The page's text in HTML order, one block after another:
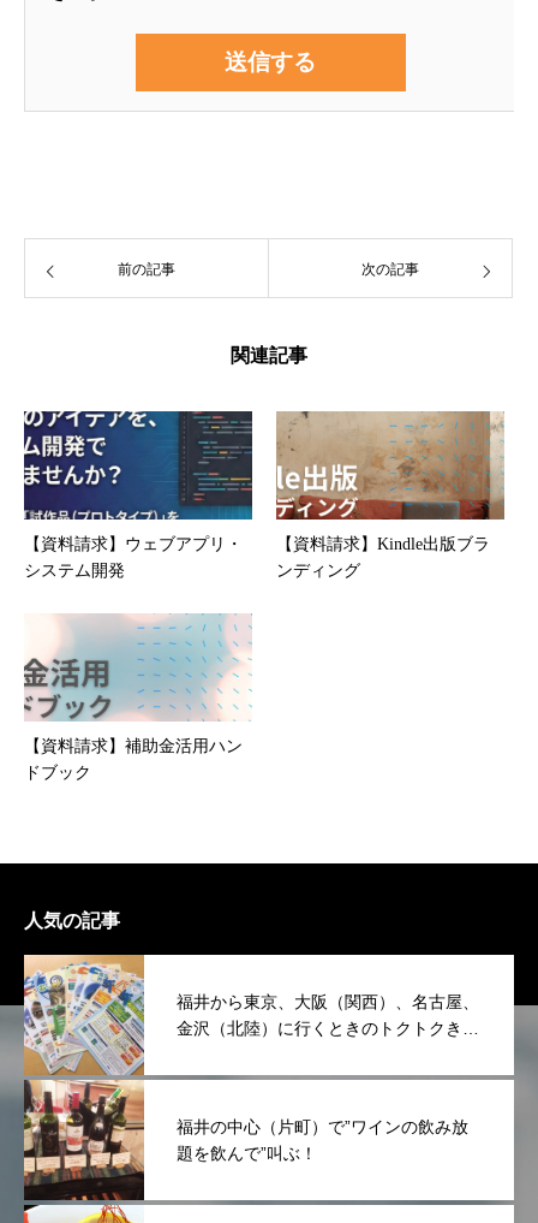
前の記事 次の記事
関連記事
【資料請求】ウェブアプリ・
システム開発
【資料請求】Kindle出版ブラ
ンディング
【資料請求】補助金活用ハン
ドブック
人気の記事
福井から東京、大阪（関西）、名古屋、
金沢（北陸）に行くときのトクトクきっ
福井の中心（片町）で”ワインの飲み放
題を飲んで”叫ぶ！